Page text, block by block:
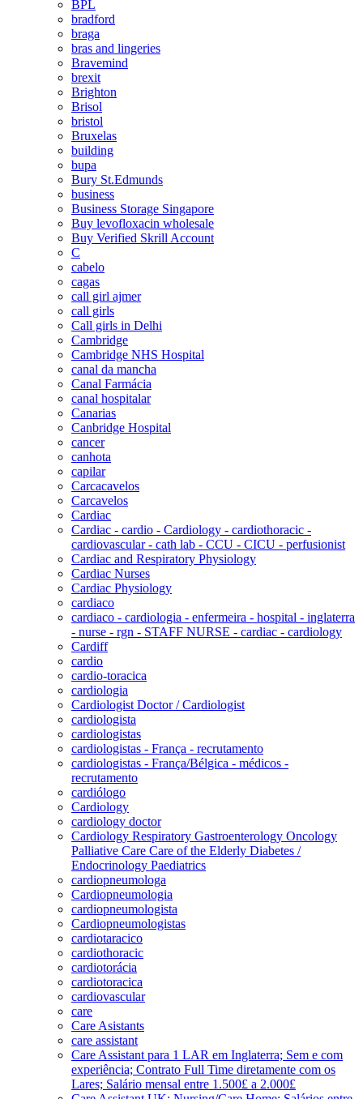
BPL
bradford
braga
bras and lingeries
Bravemind
brexit
Brighton
Brisol
bristol
Bruxelas
building
bupa
Bury St.Edmunds
business
Business Storage Singapore
Buy levofloxacin wholesale
Buy Verified Skrill Account
C
cabelo
cagas
call girl ajmer
call girls
Call girls in Delhi
Cambridge
Cambridge NHS Hospital
canal da mancha
Canal Farmácia
canal hospitalar
Canarias
Canbridge Hospital
cancer
canhota
capilar
Carcacavelos
Carcavelos
Cardiac
Cardiac - cardio - Cardiology - cardiothoracic -
cardiovascular - cath lab - CCU - CICU - perfusionist
Cardiac and Respiratory Physiology
Cardiac Nurses
Cardiac Physiology
cardiaco
cardiaco - cardiologia - enfermeira - hospital - inglaterra
- nurse - rgn - STAFF NURSE - cardiac - cardiology
Cardiff
cardio
cardio-toracica
cardiologia
Cardiologist Doctor / Cardiologist
cardiologista
cardiologistas
cardiologistas - França - recrutamento
cardiologistas - França/Bélgica - médicos -
recrutamento
cardiólogo
Cardiology
cardiology doctor
Cardiology Respiratory Gastroenterology Oncology
Palliative Care Care of the Elderly Diabetes /
Endocrinology Paediatrics
cardiopneumologa
Cardiopneumologia
cardiopneumologista
Cardiopneumologistas
cardiotaracico
cardiothoracic
cardiotorácia
cardiotoracica
cardiovascular
care
Care Asistants
care assistant
Care Assistant para 1 LAR em Inglaterra; Sem e com
experiência; Contrato Full Time diretamente com os
Lares; Salário mensal entre 1.500£ a 2.000£